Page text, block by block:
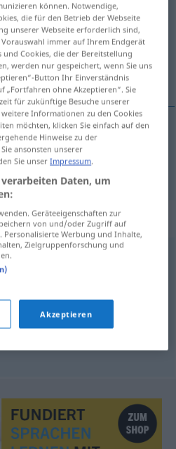
anklicken/antippen)
"Hürde"
,Behinderung,Hemmnis
können. Notwendige,
die für den Betrieb der Webseite
unserer Webseite erforderlich sind,
immer auf Ihrem Endgerät
Cookies, die der Bereitstellung
werden nur gespeichert, wenn Sie uns
Button Ihr Einverständnis
„Fortfahren ohne Akzeptieren“. Sie
für zukünftige Besuche unserer
Informationen zu den Cookies
möchten, klicken Sie einfach auf den
Hinweise zu der
ansonsten unserer
Sie unserImpressum.
Daten, um
Geräteeigenschaften zur
von und/oder Zugriff auf
Werbung und Inhalte,
Zielgruppenforschung und
Akzeptieren